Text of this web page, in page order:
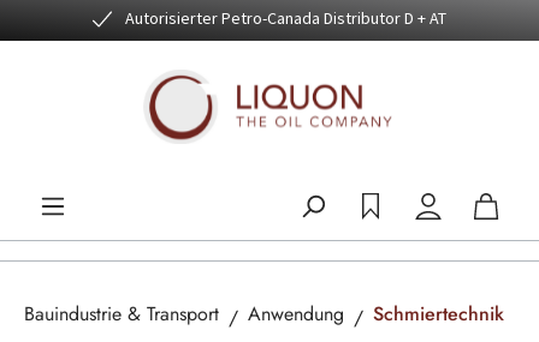
Zum Hauptinhalt springenAutorisierter Petro-Canada Distributor D + AT
Bauindustrie & Transport Anwendung Schmiertechnik